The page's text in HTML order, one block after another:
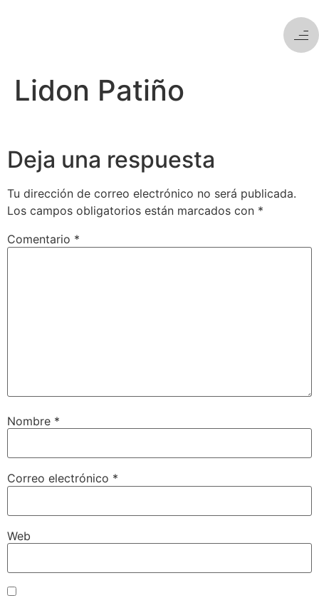
Lidon Patiño
Deja una respuesta
Tu dirección de correo electrónico no será publicada.
Los campos obligatorios están marcados con *
Comentario *
Nombre *
Correo electrónico *
Web